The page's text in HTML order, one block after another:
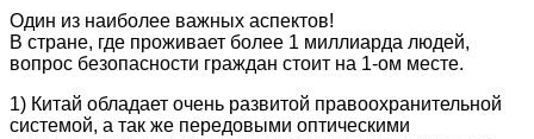
Один из наиболее важных аспектов!
В стране, где проживает более 1 миллиарда людей,
вопрос безопасности граждан стоит на 1-ом месте.
1) Китай обладает очень развитой правоохранительной
системой, а так же передовыми оптическими